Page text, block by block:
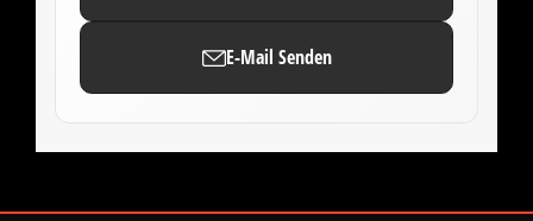
E-Mail Senden